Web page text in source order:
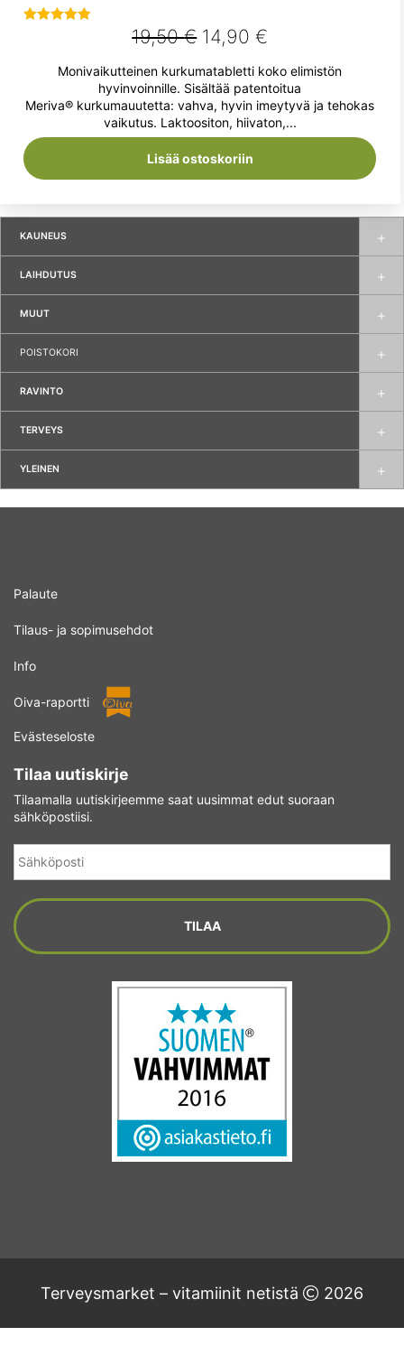
KAUNEUS
LAIHDUTUS
MUUT
POISTOKORI
RAVINTO
TERVEYS
YLEINEN
5.00/ 5
19,50€ Alkuperäinen
hinta
oli:
19,50 €.
14,90€
hinta
on:
14,90 €.
Monivaikutteinen kurkumatabletti koko elimistön
hyvinvoinnille. Sisältää patentoitua
Meriva® kurkumauutetta: vahva, hyvin imeytyvä ja tehokas
vaikutus. Laktoositon, hiivaton,...
Lisää ostoskoriin
Palaute
Tilaus- ja sopimusehdot
Info
Oiva-raportti
Evästeseloste
Tilaa uutiskirje
Tilaamalla uutiskirjeemme saat uusimmat edut suoraan
sähköpostiisi.
Terveysmarket – vitamiinit netistä 2026